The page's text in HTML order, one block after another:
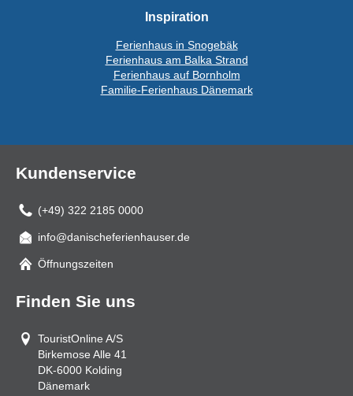
Inspiration
Ferienhaus in Snogebäk
Ferienhaus am Balka Strand
Ferienhaus auf Bornholm
Familie-Ferienhaus Dänemark
Kundenservice
(+49) 322 2185 0000
Mail
info@danischeferienhauser.de
Öffnungszeiten
Finden Sie uns
TouristOnline A/S
Birkemose Alle 41
DK-6000 Kolding
Dänemark